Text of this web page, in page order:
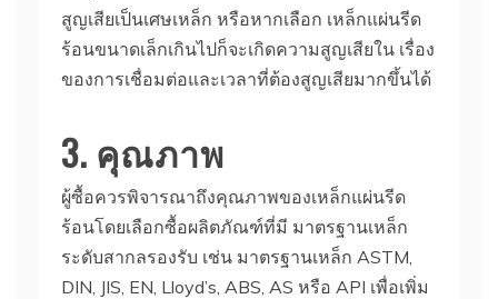
สูญเสียเป็นเศษเหล็ก หรือหากเลือก เหล็กแผ่นรีด
ร้อนขนาดเล็กเกินไปก็จะเกิดความสูญเสียใน เรื่อง
ของการเชื่อมต่อและเวลาที่ต้องสูญเสียมากขึ้นได้
3. คุณภาพ
ผู้ซื้อควรพิจารณาถึงคุณภาพของเหล็กแผ่นรีด
ร้อนโดยเลือกซื้อผลิตภัณฑ์ที่มี มาตรฐานเหล็ก
ระดับสากลรองรับ เช่น มาตรฐานเหล็ก ASTM,
DIN, JIS, EN, Lloyd’s, ABS, AS หรือ API เพื่อเพิ่ม